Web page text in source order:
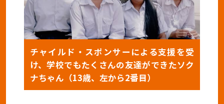
チャイルド・スポンサーによる支援を受
け、学校でもたくさんの友達ができたソク
ナちゃん（13歳、左から2番目）